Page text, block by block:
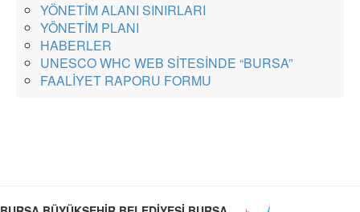
YÖNETİM ALANI SINIRLARI
YÖNETİM PLANI
HABERLER
UNESCO WHC WEB SİTESİNDE “BURSA”
FAALİYET RAPORU FORMU